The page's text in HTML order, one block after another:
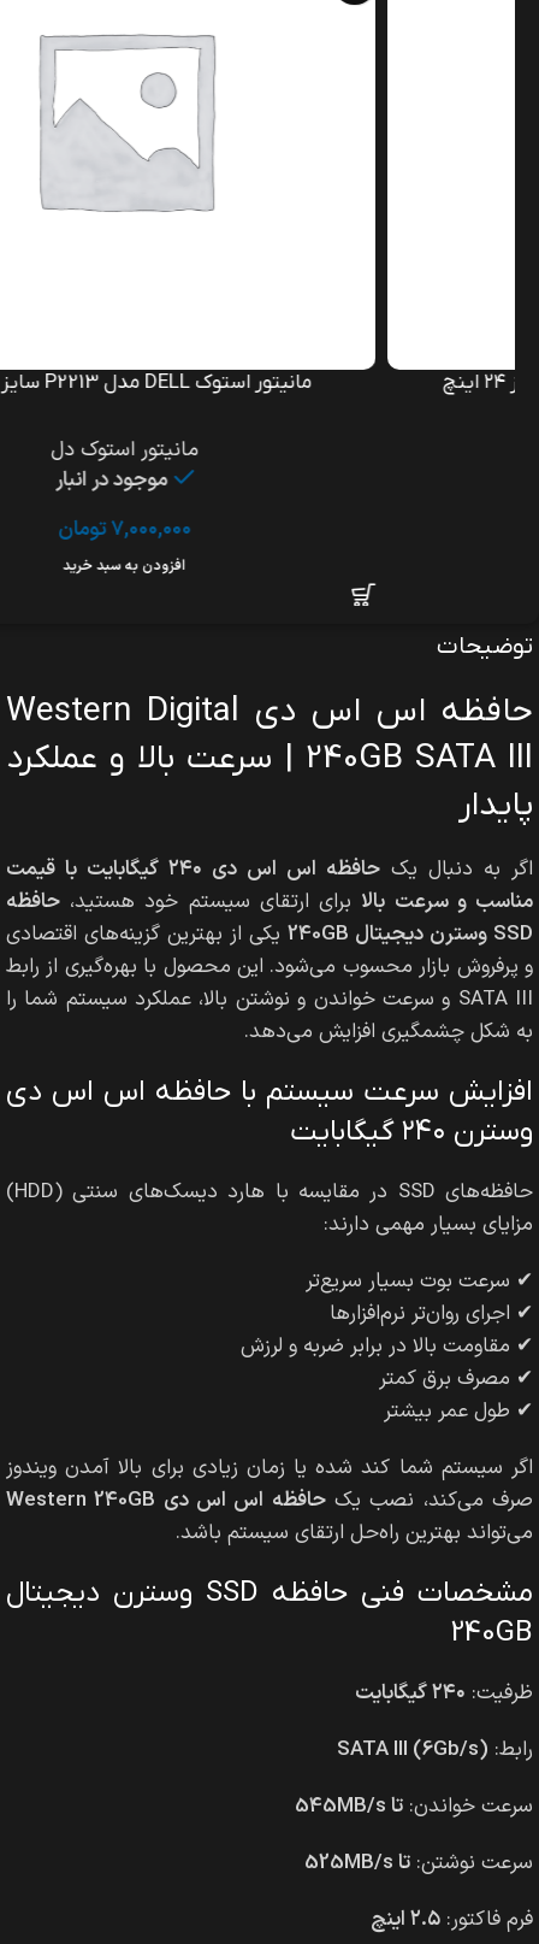
توضیحات
حافظه اس اس دی Western Digital
240GB SATA III | سرعت بالا و عملکرد
پایدار
اگر به دنبال یک
حافظه اس اس دی ۲۴۰ گیگابایت با قیمت
مناسب و سرعت بالا برای ارتقای سیستم خود هستید، حافظه
SSD وسترن دیجیتال 240GB
یکی از بهترین گزینه‌های اقتصادی
و پرفروش بازار محسوب می‌شود. این محصول با بهره‌گیری از رابط
SATA III و سرعت خواندن و نوشتن بالا، عملکرد سیستم شما را
به شکل چشمگیری افزایش می‌دهد.
افزایش سرعت سیستم با حافظه اس اس دی
وسترن ۲۴۰ گیگابایت
حافظه‌های SSD در مقایسه با هارد دیسک‌های سنتی (HDD)
مزایای بسیار مهمی دارند:
✔ سرعت بوت بسیار سریع‌تر
✔ اجرای روان‌تر نرم‌افزارها
✔ مقاومت بالا در برابر ضربه و لرزش
✔ مصرف برق کمتر
✔ طول عمر بیشتر
اگر سیستم شما کند شده یا زمان زیادی برای بالا آمدن ویندوز
صرف می‌کند، نصب یکحافظه اس اس دی Western 240GB
می‌تواند بهترین راه‌حل ارتقای سیستم باشد.
مشخصات فنی حافظه SSD وسترن دیجیتال
240GB
ظرفیت: ۲۴۰ گیگابایت
رابط: SATA III (6Gb/s)
سرعت خواندن: تا 545MB/s
سرعت نوشتن: تا 525MB/s
فرم فاکتور: ۲.۵ اینچ
مانیتور استوک DELL مدل P2213 سایز ۲۲ اینچ
مانیتور استوک دل
موجود در انبار